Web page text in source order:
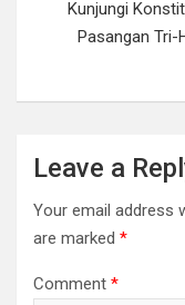
Kunjungi
Pasangan Tri-
Leave a
Your email address
are marked *
Comment *